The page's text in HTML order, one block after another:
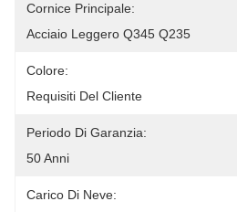
Cornice Principale:
Acciaio Leggero Q345 Q235
Colore:
Requisiti Del Cliente
Periodo Di Garanzia:
50 Anni
Carico Di Neve: